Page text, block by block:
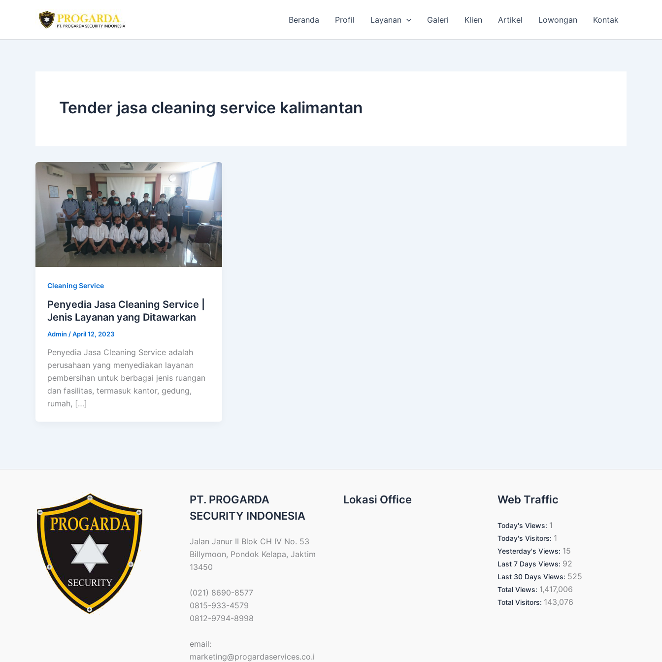
Beranda Profil Layanan Galeri Klien Artikel Lowongan Kontak
Tender jasa cleaning service kalimantan
Cleaning Service
Penyedia Jasa Cleaning Service |
Jenis Layanan yang Ditawarkan
Admin /April 12, 2023
Penyedia Jasa Cleaning Service adalah
perusahaan yang menyediakan layanan
pembersihan untuk berbagai jenis ruangan
dan fasilitas, termasuk kantor, gedung,
rumah, […]
PT. PROGARDA
SECURITY INDONESIA
Jalan Janur II Blok CH IV No. 53
Billymoon, Pondok Kelapa, Jaktim
13450
(021) 8690-8577
0815-933-4579
0812-9794-8998
email:
marketing@progardaservices.co.i
Lokasi Office Web Traffic
Today's Views: 1
Today's Visitors: 1
Yesterday's Views: 15
Last 7 Days Views: 92
Last 30 Days Views: 525
Total Views: 1,417,006
Total Visitors: 143,076